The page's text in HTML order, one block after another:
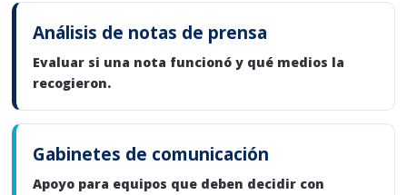
Análisis de notas de prensa
Evaluar si una nota funcionó y qué medios la
recogieron.
Gabinetes de comunicación
Apoyo para equipos que deben decidir con